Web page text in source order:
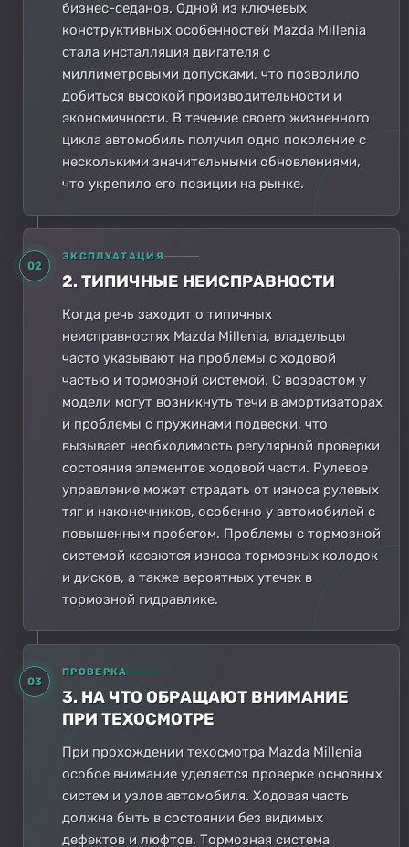
бизнес-седанов. Одной из ключевых
конструктивных особенностей Mazda Millenia
стала инсталляция двигателя с
миллиметровыми допусками, что позволило
добиться высокой производительности и
экономичности. В течение своего жизненного
цикла автомобиль получил одно поколение с
несколькими значительными обновлениями,
что укрепило его позиции на рынке.
02
ЭКСПЛУАТАЦИЯ
2. ТИПИЧНЫЕ НЕИСПРАВНОСТИ
Когда речь заходит о типичных
неисправностях Mazda Millenia, владельцы
часто указывают на проблемы с ходовой
частью и тормозной системой. С возрастом у
модели могут возникнуть течи в амортизаторах
и проблемы с пружинами подвески, что
вызывает необходимость регулярной проверки
состояния элементов ходовой части. Рулевое
управление может страдать от износа рулевых
тяг и наконечников, особенно у автомобилей с
повышенным пробегом. Проблемы с тормозной
системой касаются износа тормозных колодок
и дисков, а также вероятных утечек в
тормозной гидравлике.
03
ПРОВЕРКА
3. НА ЧТО ОБРАЩАЮТ ВНИМАНИЕ
ПРИ ТЕХОСМОТРЕ
При прохождении техосмотра Mazda Millenia
особое внимание уделяется проверке основных
систем и узлов автомобиля. Ходовая часть
должна быть в состоянии без видимых
дефектов и люфтов. Тормозная система